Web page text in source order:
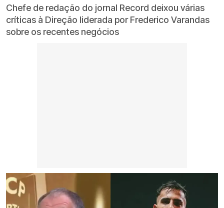
Chefe de redação do jornal Record deixou várias
críticas à Direção liderada por Frederico Varandas
sobre os recentes negócios